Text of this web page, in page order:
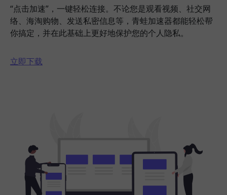
“点击加速”，一键轻松连接。不论您是观看视频、社交网
络、海淘购物、发送私密信息等，青蛙加速器都能轻松帮
你搞定，并在此基础上更好地保护您的个人隐私。
立即下载